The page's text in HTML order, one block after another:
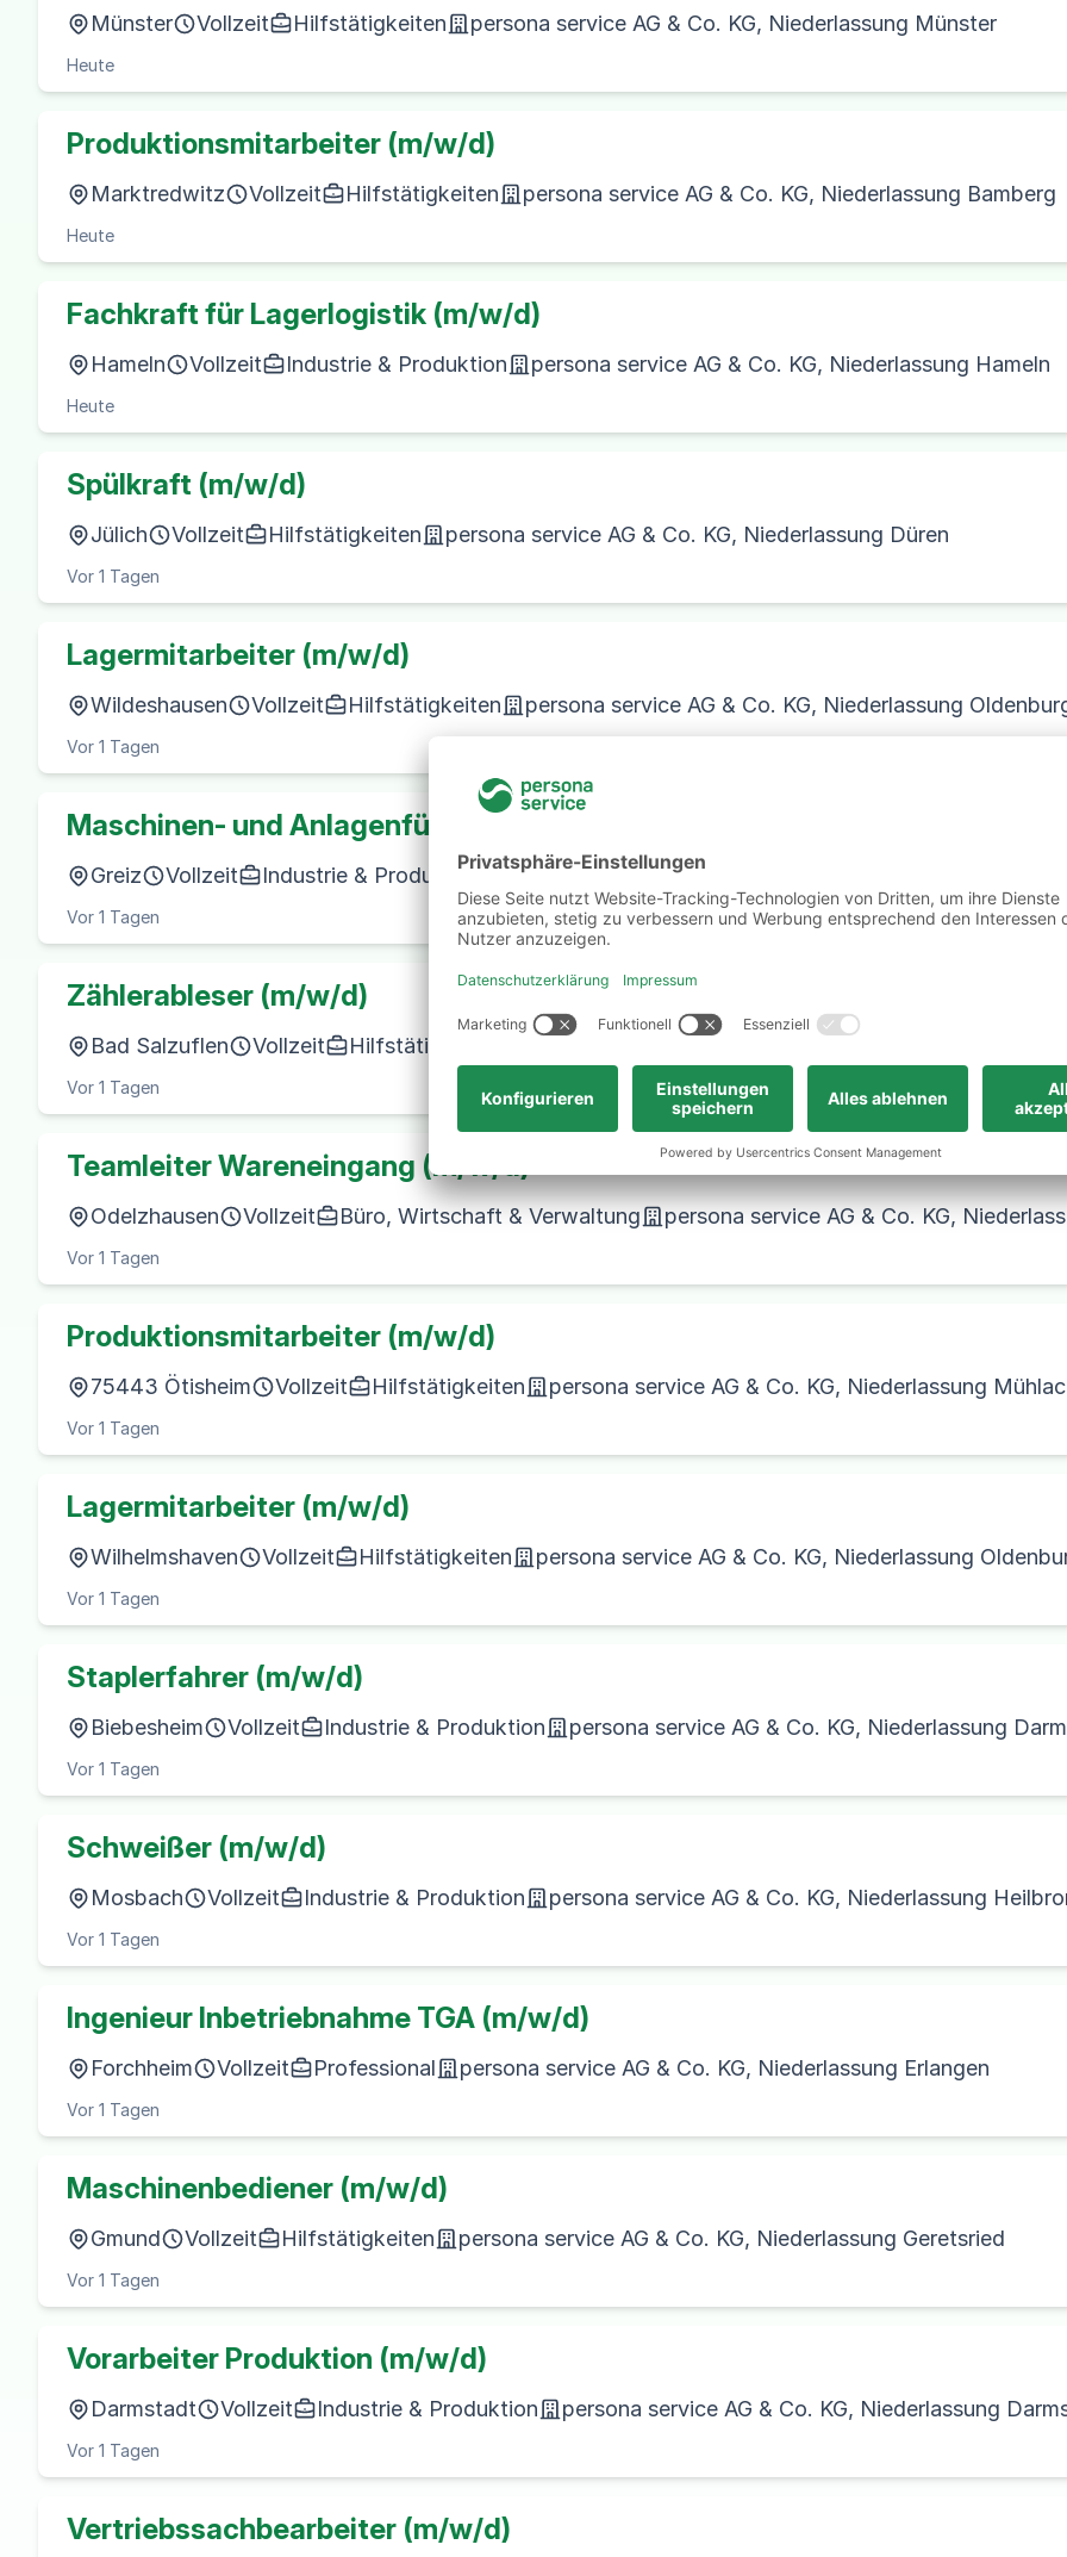
Münster Vollzeit Hilfstätigkeiten persona service AG & Co. KG, Niederlassung Münster
Heute
Produktionsmitarbeiter (m/w/d)
Marktredwitz Vollzeit Hilfstätigkeiten persona service AG & Co. KG, Niederlassung Bamberg
Heute
Fachkraft für Lagerlogistik (m/w/d)
Hameln Vollzeit Industrie & Produktion persona service AG & Co. KG, Niederlassung Hameln
Heute
Spülkraft (m/w/d)
Jülich Vollzeit Hilfstätigkeiten persona service AG & Co. KG, Niederlassung Düren
Vor 1 Tagen
Lagermitarbeiter (m/w/d)
Wildeshausen Vollzeit Hilfstätigkeiten persona service AG & Co. KG, Niederlassung
Vor 1 Tagen
Maschinen- und Anlagenführer (m/w/d)
Greiz Vollzeit Industrie & Produktion persona service AG & Co. KG, Niederlassung Zwickau
Vor 1 Tagen
Zählerableser (m/w/d)
Bad Salzuflen Vollzeit Hilfstätigkeiten
Vor 1 Tagen
Teamleiter Wareneingang (m/w/d)
Odelzhausen Vollzeit Büro, Wirtschaft & Verwaltung persona service AG & Co. KG,
Vor 1 Tagen
Produktionsmitarbeiter (m/w/d)
75443 Ötisheim Vollzeit Hilfstätigkeiten persona service AG & Co. KG, Niederlassung
Vor 1 Tagen
Lagermitarbeiter (m/w/d)
Wilhelmshaven Vollzeit Hilfstätigkeiten persona service AG & Co. KG, Niederlassung
Vor 1 Tagen
Staplerfahrer (m/w/d)
Biebesheim Vollzeit Industrie & Produktion persona service AG & Co. KG, Niederlassung
Vor 1 Tagen
Schweißer (m/w/d)
Mosbach Vollzeit Industrie & Produktion persona service AG & Co. KG, Niederlassung
Vor 1 Tagen
Ingenieur Inbetriebnahme TGA (m/w/d)
Forchheim Vollzeit Professional persona service AG & Co. KG, Niederlassung Erlangen
Vor 1 Tagen
Maschinenbediener (m/w/d)
Gmund Vollzeit Hilfstätigkeiten persona service AG & Co. KG, Niederlassung Geretsried
Vor 1 Tagen
Vorarbeiter Produktion (m/w/d)
Darmstadt Vollzeit Industrie & Produktion persona service AG & Co. KG, Niederlassung
Vor 1 Tagen
Vertriebssachbearbeiter (m/w/d)